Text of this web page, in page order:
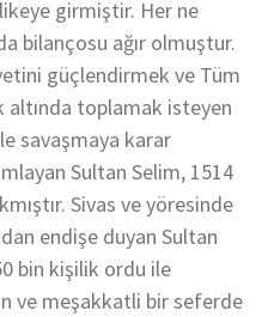
girmiştir. Her ne
bilançosu ağır olmuştur.
güçlendirmek ve Tüm
toplamak isteyen
savaşmaya karar
Sultan Selim, 1514
Sivas ve yöresinde
endişe duyan Sultan
bin kişilik ordu ile
ve meşakkatli bir seferde